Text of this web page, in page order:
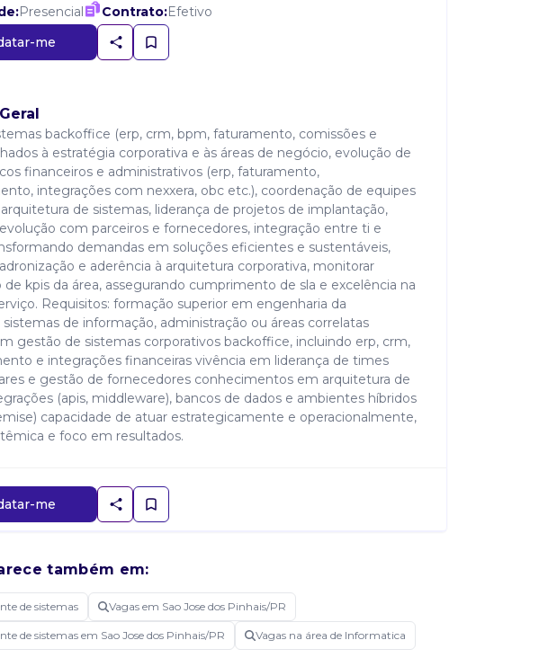
Presencial Contrato:Efetivo
me
backoffice (erp, crm, bpm, faturamento, comissões e
à estratégia corporativa e às áreas de negócio, evolução de
financeiros e administrativos (erp, faturamento,
integrações com nexxera, obc etc.), coordenação de equipes
de sistemas, liderança de projetos de implantação,
com parceiros e fornecedores, integração entre ti e
demandas em soluções eficientes e sustentáveis,
e aderência à arquitetura corporativa, monitorar
kpis da área, assegurando cumprimento de sla e excelência na
Requisitos: formação superior em engenharia da
de informação, administração ou áreas correlatas
gestão de sistemas corporativos backoffice, incluindo erp, crm,
e integrações financeiras vivência em liderança de times
e gestão de fornecedores conhecimentos em arquitetura de
(apis, middleware), bancos de dados e ambientes híbridos
capacidade de atuar estrategicamente e operacionalmente,
e foco em resultados.
me
também em:
de sistemas Vagas em Sao Jose dos Pinhais/PR
de sistemas em Sao Jose dos Pinhais/PR Vagas na área de Informatica